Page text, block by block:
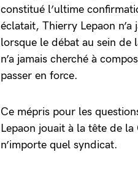
constitué l’ultime
éclatait, Thierry Lepaon
lorsque le débat au sein de
n’a jamais cherché à
passer en force.
Ce mépris pour les
Lepaon jouait à la tête de
n’importe quel syndicat.